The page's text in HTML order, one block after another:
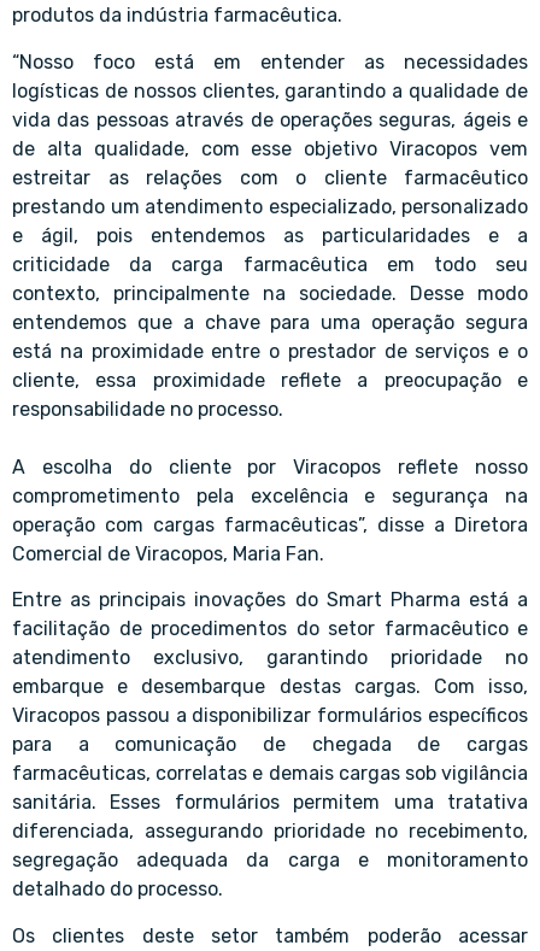
produtos da indústria farmacêutica.
“Nosso foco está em entender as necessidades
logísticas de nossos clientes, garantindo a qualidade de
vida das pessoas através de operações seguras, ágeis e
de alta qualidade, com esse objetivo Viracopos vem
estreitar as relações com o cliente farmacêutico
prestando um atendimento especializado, personalizado
e ágil, pois entendemos as particularidades e a
criticidade da carga farmacêutica em todo seu
contexto, principalmente na sociedade. Desse modo
entendemos que a chave para uma operação segura
está na proximidade entre o prestador de serviços e o
cliente, essa proximidade reflete a preocupação e
responsabilidade no processo.
A escolha do cliente por Viracopos reflete nosso
comprometimento pela excelência e segurança na
operação com cargas farmacêuticas”, disse a Diretora
Comercial de Viracopos, Maria Fan.
Entre as principais inovações do Smart Pharma está a
facilitação de procedimentos do setor farmacêutico e
atendimento exclusivo, garantindo prioridade no
embarque e desembarque destas cargas. Com isso,
Viracopos passou a disponibilizar formulários específicos
para a comunicação de chegada de cargas
farmacêuticas, correlatas e demais cargas sob vigilância
sanitária. Esses formulários permitem uma tratativa
diferenciada, assegurando prioridade no recebimento,
segregação adequada da carga e monitoramento
detalhado do processo.
Os clientes deste setor também poderão acessar